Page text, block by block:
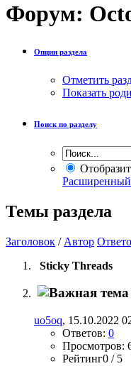
Форум:
Опции раздела
Отметить
Показать
Поиск по разделу
Темы раздела
Заголовок / Автор
Sticky Threads
uo5oq, 15.10.2022
Ответов: 0
Просмотров:
Рейтинг0 / 5